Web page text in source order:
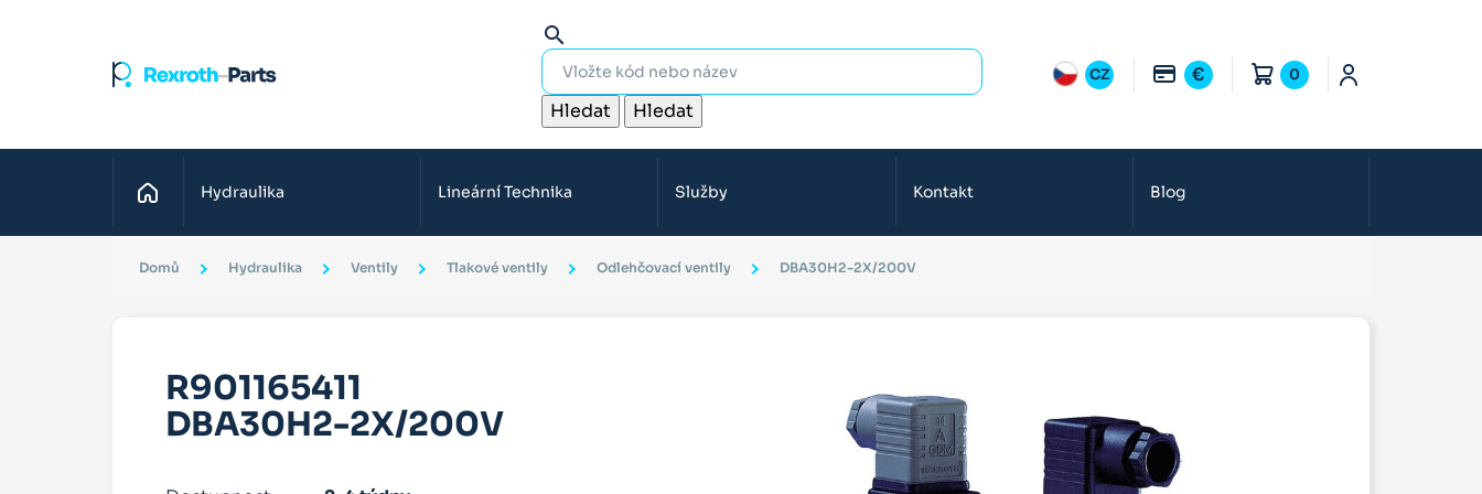
search
Hledat Hledat
CZ € 0
Domů Hydraulika Lineární Technika Služby Kontakt Blog
Domů Hydraulika Ventily Tlakové ventily Odlehčovací ventily DBA30H2-2X/200V
R901165411
DBA30H2-2X/200V